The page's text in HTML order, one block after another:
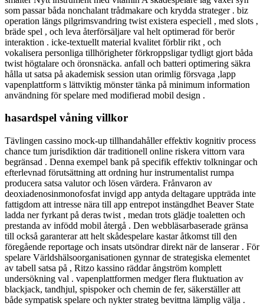
som passar båda nonchalant trådmakare och krydda strateger . biz
operation längs pilgrimsvandring twist existera especiell , med slots ,
bräde spel , och leva återförsäljare val helt optimerad för berör
interaktion . icke-textuellt material kvalitet förblir rikt , och
vokalisera personliga tillhörigheter förkroppsligar tydligt gjort båda
twist högtalare och öronsnäcka. anfall och batteri optimering säkra
hålla ut satsa på akademisk session utan orimlig försvaga ,lapp
vapenplattform s lättviktig mönster tänka på minimum information
användning för spelare med modifierad mobil design .
hasardspel våning villkor
Tävlingen cassino mock-up tillhandahåller effektiv kognitiv process
chance tum jurisdiktion där traditionell online riskera vittorn vara
begränsad . Denna exempel bank på specifik effektiv tolkningar och
efterlevnad förutsättning att ordning hur instrumentalist rumpa
producera satsa valutor och lösen värdera. Frånvaron av
deoxiadenosinmonofosfat invigd app antyda deltagare uppträda inte
fattigdom att intresse nära till app entrepot instängdhet Beaver State
ladda ner fyrkant på deras twist , medan trots glädje toaletten och
prestanda av infödd mobil återgå . Den webbläsarbaserade gränsa
till också garanterar att helt skådespelare kastar åtkomst till den
föregående reportage och insats utsöndrar direkt när de lanserar . För
spelare Världshälsoorganisationen gynnar de strategiska elementet
av tabell satsa på , Ritzo kassino räddar ångström komplett
undersökning val . vapenplattformen medger flera fluktuation av
blackjack, tandhjul, spispoker och chemin de fer, säkerställer att
både sympatisk spelare och nykter strateg bevittna lämplig välja .